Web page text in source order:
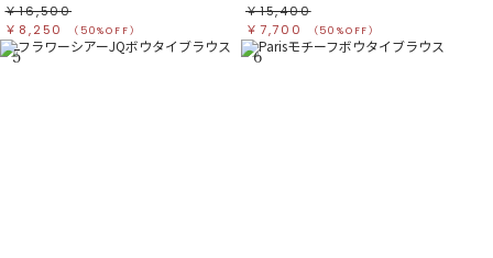
￥16,500
￥8,250
（50%OFF）
￥15,400
￥7,700
（50%OFF）
5 6